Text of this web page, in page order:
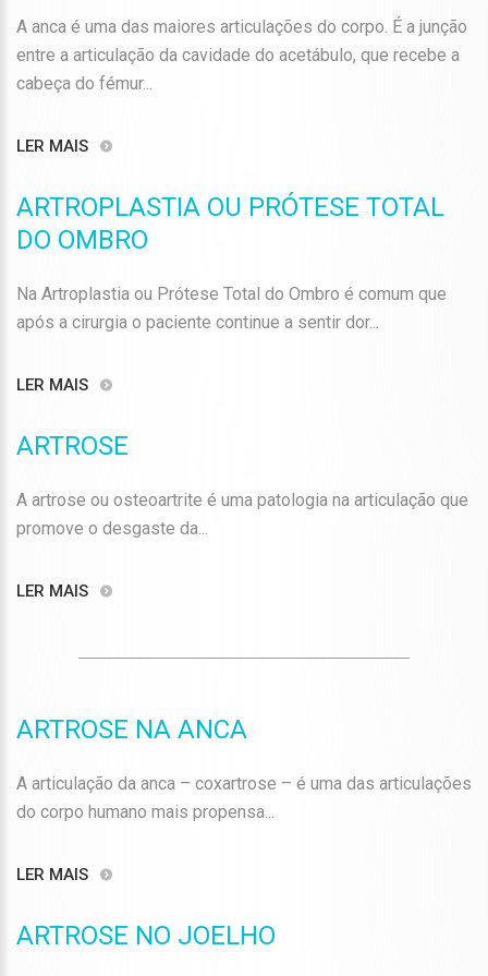
A anca é uma das maiores articulações do corpo. É a junção
entre a articulação da cavidade do acetábulo, que recebe a
cabeça do fémur...
LER MAIS
ARTROPLASTIA OU PRÓTESE TOTAL
DO OMBRO
Na Artroplastia ou Prótese Total do Ombro é comum que
após a cirurgia o paciente continue a sentir dor...
LER MAIS
ARTROSE
A artrose ou osteoartrite é uma patologia na articulação que
promove o desgaste da...
LER MAIS
ARTROSE NA ANCA
A articulação da anca – coxartrose – é uma das articulações
do corpo humano mais propensa...
LER MAIS
ARTROSE NO JOELHO